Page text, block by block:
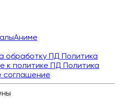
Аниме
обработку ПД Политика
к политике ПД Политика
соглашение